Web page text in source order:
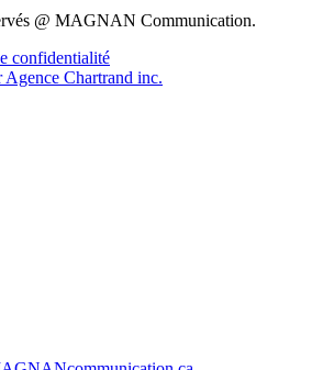
@ MAGNAN Communication.
confidentialité
Agence Chartrand inc.